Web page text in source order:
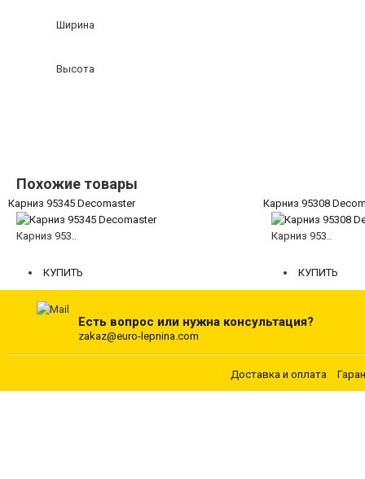
Ширина
Высота
Похожие товары
Карниз 95345 Decomaster
Карниз 953..
КУПИТЬ
Карниз 95308
Карниз 953..
КУПИТЬ
Есть вопрос или нужна консультация?
zakaz@euro-lepnina.com
Доставка и оплата